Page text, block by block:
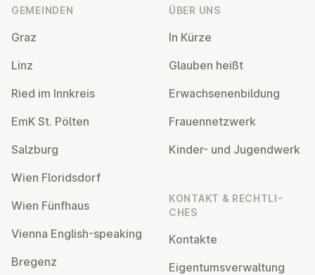
GEMEINDEN
Graz
Linz
Ried im Innkreis
EmK St. Pölten
Salzburg
Wien Flo­rids­dorf
Wien Fünfhaus
Vienna English-speaking
Bregenz
ÜBER UNS
In Kürze
Glauben heißt
Er­wach­se­nen­bil­dung
Frau­en­netz­werk
Kinder- und Ju­gend­werk
KONTAKT & RECHT­LI­
CHES
Kontakte
Ei­gen­tums­ver­wal­tung